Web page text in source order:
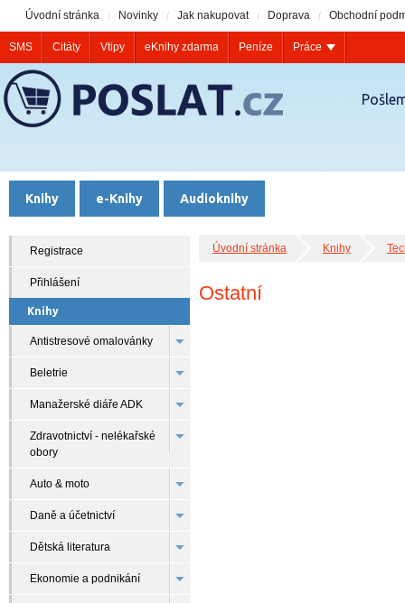
Knihy e-Knihy Audioknihy
Úvodní stránka Knihy
Ostatní
Registrace
Přihlášení
Knihy
Antistresové omalovánky
Beletrie
Manažerské diáře ADK
Zdravotnictví - nelékařské
obory
Auto & moto
Daně a účetnictví
Dětská literatura
Ekonomie a podnikání
Úvodní stránka Novinky Jak nakupovat Doprava Obchodní
SMS Citáty Vtipy eKnihy zdarma Peníze Práce